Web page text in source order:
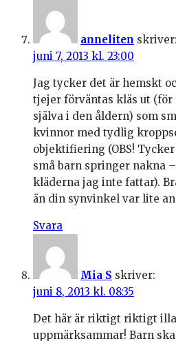
anneliten skriver:
juni 7, 2013 kl. 23:00
Jag tycker det är hemskt
tjejer förväntas kläs ut (för
själva i den åldern) som
kvinnor med tydlig
objektifiering (OBS!
små barn springer nakna
kläderna jag inte fattar).
än din synvinkel var lite
Svara
Mia S skriver:
juni 8, 2013 kl. 08:35
Det här är riktigt riktigt
uppmärksammar! Barn